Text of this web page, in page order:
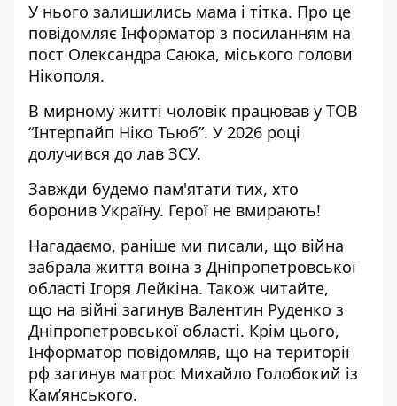
У нього залишились мама і тітка. Про це
повідомляє Інформатор з посиланням на
пост Олександра Саюка, міського голови
Нікополя.
В мирному житті чоловік працював у ТОВ
“Інтерпайп Ніко Тьюб”. У 2026 році
долучився до лав ЗСУ.
Завжди будемо пам'ятати тих, хто
боронив Україну. Герої не вмирають!
Нагадаємо, раніше ми писали, що війна
забрала життя воїна з Дніпропетровської
області Ігоря Лейкіна. Також читайте,
що на війні загинув Валентин Руденко з
Дніпропетровської області. Крім цього,
Інформатор повідомляв, що на території
рф загинув матрос Михайло Голобокий із
Кам’янського.